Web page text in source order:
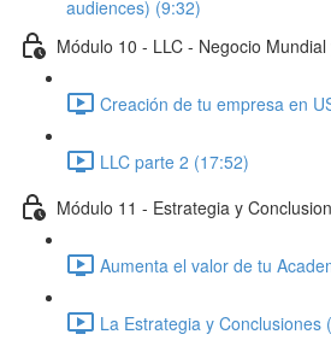
audiences) (9:32)
Módulo 10 - LLC - Negocio
Creación de tu empresa en
LLC parte 2 (17:52)
Módulo 11 - Estrategia y
Aumenta el valor de tu
La Estrategia y Conclusiones